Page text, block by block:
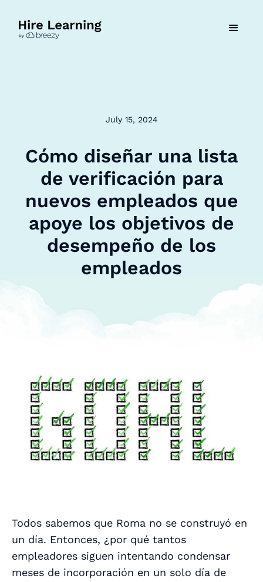
July 15, 2024
Cómo diseñar una lista
de verificación para
nuevos empleados que
apoye los objetivos de
desempeño de los
empleados
Todos sabemos que Roma no se construyó en
un día. Entonces, ¿por qué tantos
empleadores siguen intentando condensar
meses de incorporación en un solo día de